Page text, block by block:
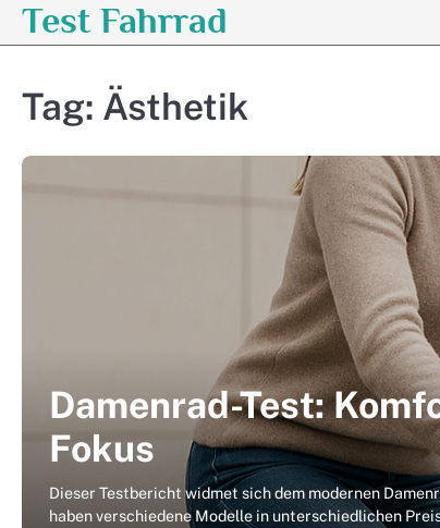
SkipTest Fahrrad
Tag: Ästhetik
Damenrad-Test:
Fokus
Dieser Testbericht widmet sich dem modernen
haben verschiedene Modelle in unterschiedlichen